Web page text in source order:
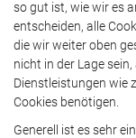
so gut ist, wie wir es
entscheiden, alle
die wir weiter oben
nicht in der Lage
Dienstleistungen wie
Cookies benötigen.
Generell ist es sehr